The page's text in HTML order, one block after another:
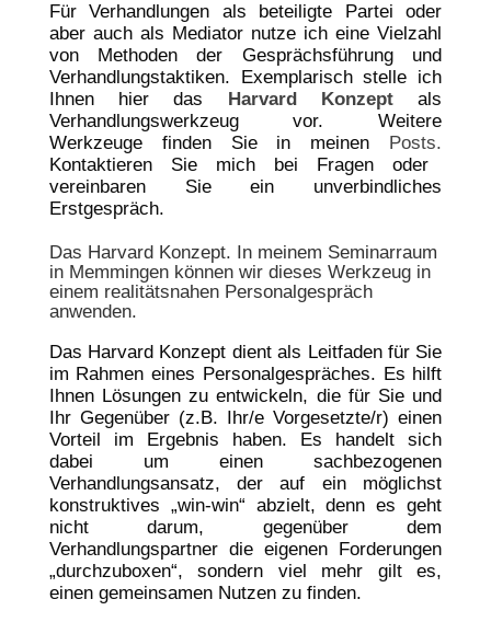
Für Verhandlungen als beteiligte Partei oder
aber auch als Mediator nutze ich eine Vielzahl
von Methoden der Gesprächsführung und
Verhandlungstaktiken. Exemplarisch stelle ich
Ihnen hier das Harvard Konzeptals
Verhandlungswerkzeug vor. Weitere
Werkzeuge finden Sie in meinen Posts.
Kontaktieren Sie mich bei Fragen oder
vereinbaren Sie ein unverbindliches
Erstgespräch.
Das Harvard Konzept. In meinem Seminarraum
in Memmingen können wir dieses Werkzeug in
einem realitätsnahen Personalgespräch
anwenden.
Das Harvard Konzept dient als Leitfaden für Sie
im Rahmen eines Personalgespräches. Es hilft
Ihnen Lösungen zu entwickeln, die für Sie und
Ihr Gegenüber (z.B. Ihr/e Vorgesetzte/r) einen
Vorteil im Ergebnis haben. Es handelt sich
dabei um einen sachbezogenen
Verhandlungsansatz, der auf ein möglichst
konstruktives „win-win“ abzielt, denn es geht
nicht darum, gegenüber dem
Verhandlungspartner die eigenen Forderungen
„durchzuboxen“, sondern viel mehr gilt es,
einen gemeinsamen Nutzen zu finden.